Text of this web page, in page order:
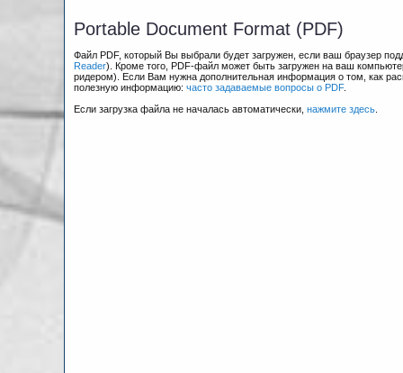
Portable Document Format (PDF)
Файл PDF, который Вы выбрали будет загружен, если ваш браузер
Reader). Кроме того, PDF-файл может быть загружен на ваш
ридером). Если Вам нужна дополнительная информация о том, как
полезную информацию:часто задаваемые вопросы о PDF.
Если загрузка файла не началась автоматически,нажмите здесь